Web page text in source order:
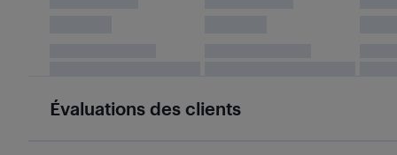
Évaluations des clients